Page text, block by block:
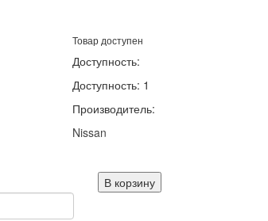
Товар доступен
Доступность:
Доступность: 1
Производитель:
Nissan
В корзину